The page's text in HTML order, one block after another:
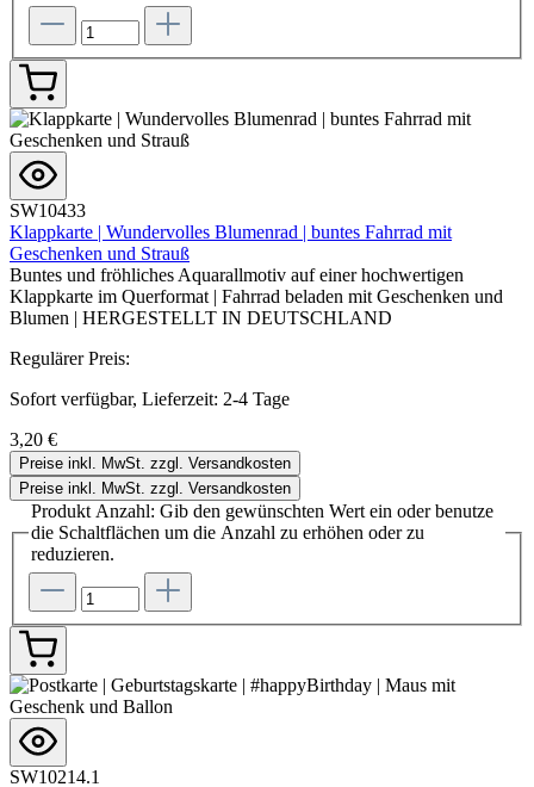
SW10433
Klappkarte | Wundervolles Blumenrad | buntes Fahrrad mit
Geschenken und Strauß
Buntes und fröhliches Aquarallmotiv auf einer hochwertigen
Klappkarte im Querformat | Fahrrad beladen mit Geschenken und
Blumen | HERGESTELLT IN DEUTSCHLAND
Regulärer Preis:
Sofort verfügbar, Lieferzeit: 2-4 Tage
3,20 €
Preise inkl. MwSt. zzgl. Versandkosten
Preise inkl. MwSt. zzgl. Versandkosten
Produkt Anzahl: Gib den gewünschten Wert ein oder benutze
die Schaltflächen um die Anzahl zu erhöhen oder zu
reduzieren.
SW10214.1